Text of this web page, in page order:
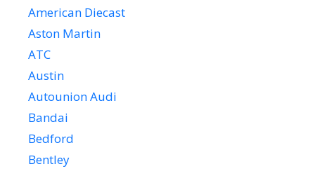
American Diecast
Aston Martin
ATC
Austin
Autounion Audi
Bandai
Bedford
Bentley